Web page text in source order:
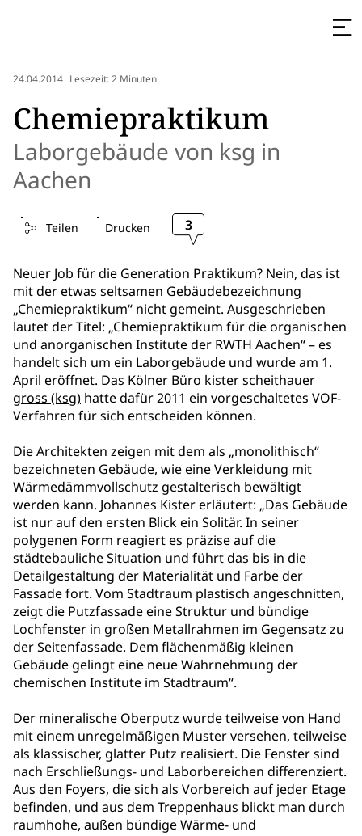
24.04.2014 Lesezeit: 2 Minuten
Chemiepraktikum
Laborgebäude von ksg in
Aachen
Teilen Drucken 3
Neuer Job für die Generation Praktikum? Nein, das ist
mit der etwas seltsamen Gebäudebezeichnung
„Chemiepraktikum“ nicht gemeint. Ausgeschrieben
lautet der Titel: „Chemiepraktikum für die organischen
und anorganischen Institute der RWTH Aachen“ – es
handelt sich um ein Laborgebäude und wurde am 1.
April eröffnet. Das Kölner Büro kister scheithauer
gross (ksg) hatte dafür 2011 ein vorgeschaltetes VOF-
Verfahren für sich entscheiden können.
Die Architekten zeigen mit dem als „monolithisch“
bezeichneten Gebäude, wie eine Verkleidung mit
Wärmedämmvollschutz gestalterisch bewältigt
werden kann. Johannes Kister erläutert: „Das Gebäude
ist nur auf den ersten Blick ein Solitär. In seiner
polygenen Form reagiert es präzise auf die
städtebauliche Situation und führt das bis in die
Detailgestaltung der Materialität und Farbe der
Fassade fort. Vom Stadtraum plastisch angeschnitten,
zeigt die Putzfassade eine Struktur und bündige
Lochfenster in großen Metallrahmen im Gegensatz zu
der Seitenfassade. Dem flächenmäßig kleinen
Gebäude gelingt eine neue Wahrnehmung der
chemischen Institute im Stadtraum“.
Der mineralische Oberputz wurde teilweise von Hand
mit einem unregelmäßigen Muster versehen, teilweise
als klassischer, glatter Putz realisiert. Die Fenster sind
nach Erschließungs- und Laborbereichen differenziert.
Aus den Foyers, die sich als Vorbereich auf jeder Etage
befinden, und aus dem Treppenhaus blickt man durch
raumhohe, außen bündige Wärme- und